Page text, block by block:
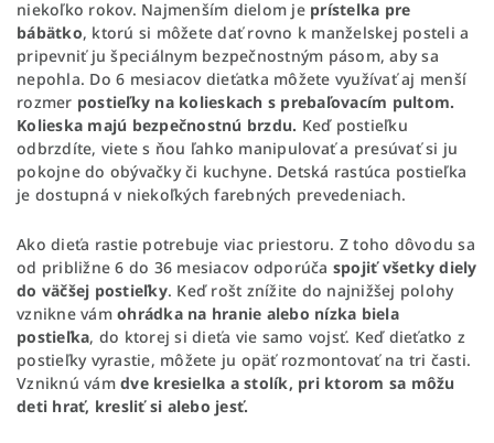
niekoľko rokov. Najmenším dielom je prístelka pre
bábätko, ktorú si môžete dať rovno k manželskej posteli a
pripevniť ju špeciálnym bezpečnostným pásom, aby sa
nepohla. Do 6 mesiacov dieťatka môžete využívať aj menší
rozmer postieľky na kolieskach s prebaľovacím pultom.
Kolieska majú bezpečnostnú brzdu. Keď postieľku
odbrzdíte, viete s ňou ľahko manipulovať a presúvať si ju
pokojne do obývačky či kuchyne. Detská rastúca postieľka
je dostupná v niekoľkých farebných prevedeniach.
Ako dieťa rastie potrebuje viac priestoru. Z toho dôvodu sa
od približne 6 do 36 mesiacov odporúča spojiť všetky diely
do väčšej postieľky. Keď rošt znížite do najnižšej polohy
vznikne vám ohrádka na hranie alebo nízka biela
postieľka, do ktorej si dieťa vie samo vojsť. Keď dieťatko z
postieľky vyrastie, môžete ju opäť rozmontovať na tri časti.
Vzniknú vám dve kresielka a stolík, pri ktorom sa môžu
deti hrať, kresliť si alebo jesť.